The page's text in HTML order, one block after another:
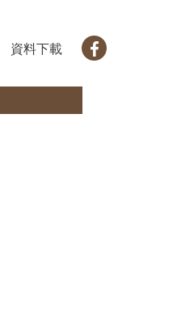
資料下載